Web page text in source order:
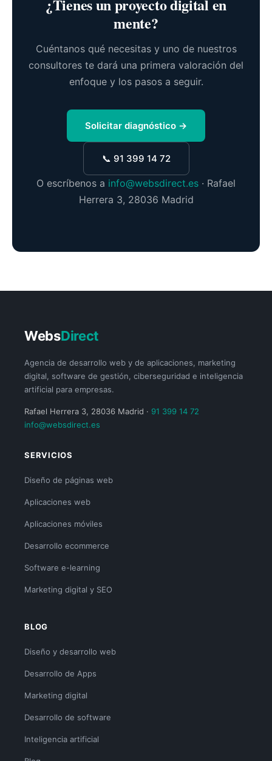
¿Tienes un proyecto digital en
mente?
Cuéntanos qué necesitas y uno de nuestros
consultores te dará una primera valoración del
enfoque y los pasos a seguir.
Solicitar diagnóstico →
📞 91 399 14 72
O escríbenos a info@websdirect.es · Rafael
Herrera 3, 28036 Madrid
WebsDirect
Agencia de desarrollo web y de aplicaciones, marketing
digital, software de gestión, ciberseguridad e inteligencia
artificial para empresas.
Rafael Herrera 3, 28036 Madrid · 91 399 14 72
info@websdirect.es
SERVICIOS
Diseño de páginas web
Aplicaciones web
Aplicaciones móviles
Desarrollo ecommerce
Software e-learning
Marketing digital y SEO
BLOG
Diseño y desarrollo web
Desarrollo de Apps
Marketing digital
Desarrollo de software
Inteligencia artificial